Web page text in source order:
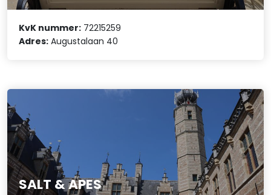
KvK nummer: 72215259
Adres: Augustalaan 40
SALT & APES